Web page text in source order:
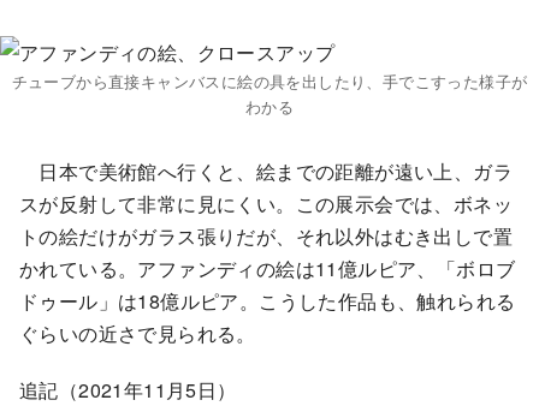
チューブから直接キャンバスに絵の具を出したり、手でこすった様子が
わかる
日本で美術館へ行くと、絵までの距離が遠い上、ガラ
スが反射して非常に見にくい。この展示会では、ボネッ
トの絵だけがガラス張りだが、それ以外はむき出しで置
かれている。アファンディの絵は11億ルピア、「ボロブ
ドゥール」は18億ルピア。こうした作品も、触れられる
ぐらいの近さで見られる。
追記（2021年11月5日）